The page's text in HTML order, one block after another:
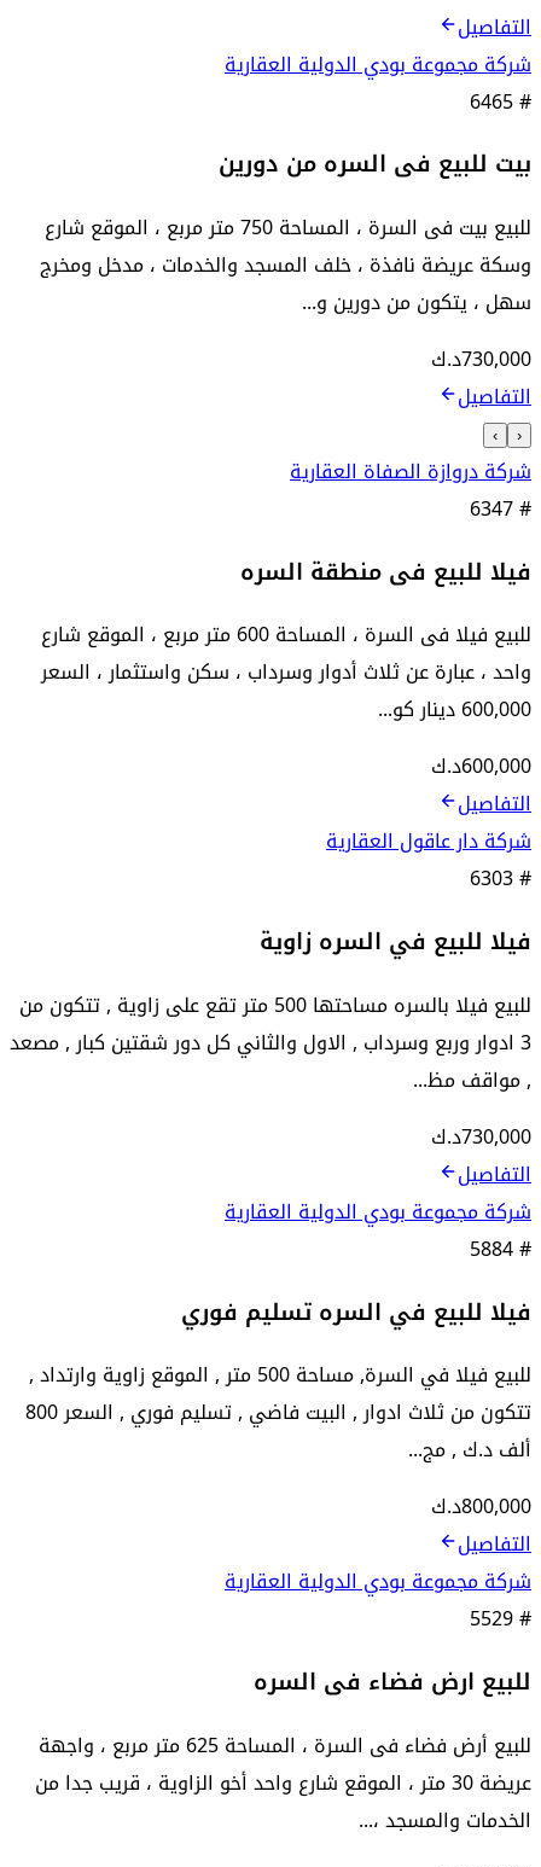
التفاصيل
شركة مجموعة بودي الدولية العقارية
6465#
بيت للبيع فى السره من دورين
للبيع بيت فى السرة ، المساحة 750 متر مربع ، الموقع شارع
وسكة عريضة نافذة ، خلف المسجد والخدمات ، مدخل ومخرج
سهل ، يتكون من دورين و...
730,000د.ك
التفاصيل
‹
›
شركة دروازة الصفاة العقارية
6347#
فيلا للبيع فى منطقة السره
للبيع فيلا فى السرة ، المساحة 600 متر مربع ، الموقع شارع
واحد ، عبارة عن ثلاث أدوار وسرداب ، سكن واستثمار ، السعر
600,000 دينار كو...
600,000د.ك
التفاصيل
شركة دار عاقول العقارية
6303#
فيلا للبيع في السره زاوية
للبيع فيلا بالسره مساحتها 500 متر تقع على زاوية , تتكون من
3 ادوار وربع وسرداب , الاول والثاني كل دور شقتين كبار , مصعد
, مواقف مظ...
730,000د.ك
التفاصيل
شركة مجموعة بودي الدولية العقارية
5884#
فيلا للبيع في السره تسليم فوري
للبيع فيلا في السرة, مساحة 500 متر , الموقع زاوية وارتداد ,
تتكون من ثلاث ادوار , البيت فاضي , تسليم فوري , السعر 800
ألف د.ك , مج...
800,000د.ك
التفاصيل
شركة مجموعة بودي الدولية العقارية
5529#
للبيع ارض فضاء فى السره
للبيع أرض فضاء فى السرة ، المساحة 625 متر مربع ، واجهة
عريضة 30 متر ، الموقع شارع واحد أخو الزاوية ، قريب جدا من
الخدمات والمسجد ،...